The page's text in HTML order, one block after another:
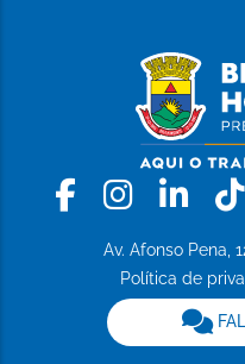
Facebook
Av. Afonso Pena,
Política de